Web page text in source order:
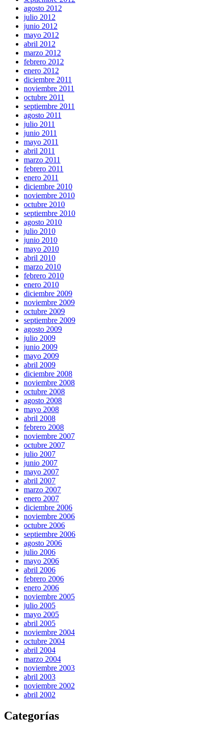
agosto 2012
julio 2012
junio 2012
mayo 2012
abril 2012
marzo 2012
febrero 2012
enero 2012
diciembre 2011
noviembre 2011
octubre 2011
septiembre 2011
agosto 2011
julio 2011
junio 2011
mayo 2011
abril 2011
marzo 2011
febrero 2011
enero 2011
diciembre 2010
noviembre 2010
octubre 2010
septiembre 2010
agosto 2010
julio 2010
junio 2010
mayo 2010
abril 2010
marzo 2010
febrero 2010
enero 2010
diciembre 2009
noviembre 2009
octubre 2009
septiembre 2009
agosto 2009
julio 2009
junio 2009
mayo 2009
abril 2009
diciembre 2008
noviembre 2008
octubre 2008
agosto 2008
mayo 2008
abril 2008
febrero 2008
noviembre 2007
octubre 2007
julio 2007
junio 2007
mayo 2007
abril 2007
marzo 2007
enero 2007
diciembre 2006
noviembre 2006
octubre 2006
septiembre 2006
agosto 2006
julio 2006
mayo 2006
abril 2006
febrero 2006
enero 2006
noviembre 2005
julio 2005
mayo 2005
abril 2005
noviembre 2004
octubre 2004
abril 2004
marzo 2004
noviembre 2003
abril 2003
noviembre 2002
abril 2002
Categorías